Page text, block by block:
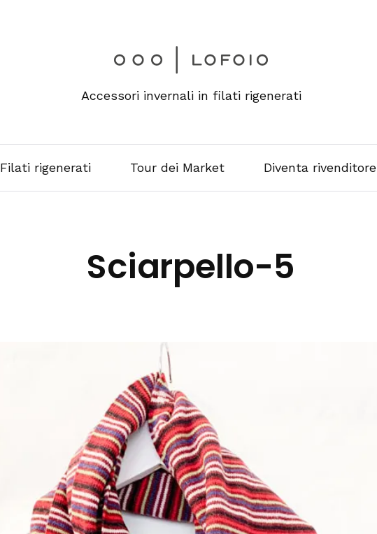
Accessori invernali in filati rigenerati
Filati rigenerati Tour dei Market Diventa rivenditore
Sciarpello-5